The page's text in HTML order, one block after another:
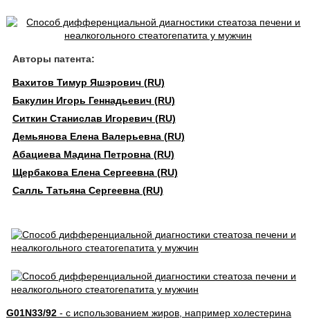
Авторы патента:
Вахитов Тимур Яшэрович (RU)
Бакулин Игорь Геннадьевич (RU)
Ситкин Станислав Игоревич (RU)
Демьянова Елена Валерьевна (RU)
Абациева Мадина Петровна (RU)
Щербакова Елена Сергеевна (RU)
Салль Татьяна Сергеевна (RU)
G01N33/92- с использованием жиров, например холестерина